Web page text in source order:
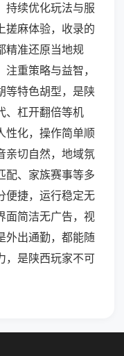
持续优化玩法与服
搓麻体验，收录的
精准还原当地规
重策略与益智，
等特色胡型，是陕
、杠开翻倍等机
性化，操作简单顺
亲切自然，地域氛
配、家族赛事等多
便捷，运行稳定无
面简洁无广告，视
外出通勤，都能随
，是陕西玩家不可